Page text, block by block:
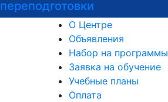
О Центре
Объявления
Набор на программы
Заявка на обучение
Учебные планы
Оплата